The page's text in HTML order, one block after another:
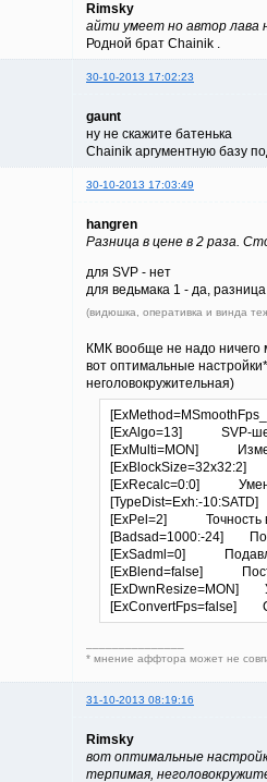
Rimsky
айти умеет но автор лава
Родной брат Chainik .
30-10-2013 17:02:23
gaunt
ну не скажите батенька
Chainik аргументную базу
30-10-2013 17:03:49
hangren
Разница в цене в 2 раза.
для SVP - нет
для ведьмака 1 - да,
(видюшка, оперативка и винда
КМК вообще не надо ничего
вот оптимальные
неголовокружительная)
[ExAlgo=13] SVP-
[ExMulti=MON]
[ExBlockSize=32x32:2]
[ExRecalc=0:0]
[TypeDist=Exh:-
[ExPel=2] Точность
[Badsad=1000:-24]
[ExSadml=0]
[ExBlend=false]
[ExDwnResize=MON]
[ExConvertFps=false]
* мнение аффтора может не
31-10-2013 08:19:16
Rimsky
вот оптимальные
терпимая,